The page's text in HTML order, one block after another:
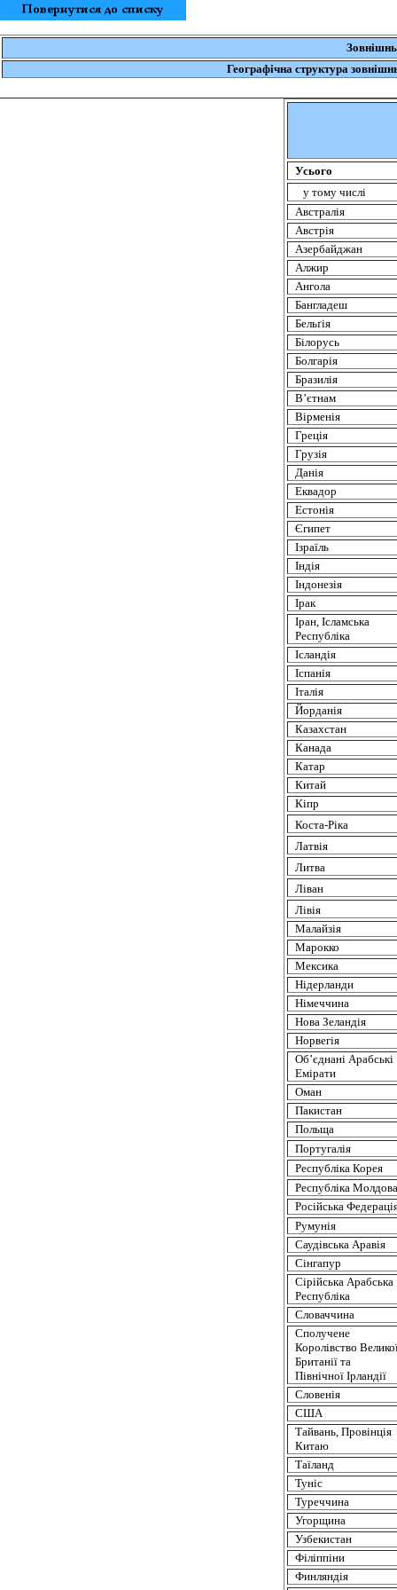
Географічна структура
Усього
у тому числі
Австралія
Австрія
Азербайджан
Алжир
Ангола
Бангладеш
Бельґiя
Білорусь
Болгарія
Бразилія
В’єтнам
Вірменія
Греція
Грузія
Данія
Еквадор
Естонія
Єгипет
Ізраїль
Індія
Індонезія
Ірак
Іран, Ісламська
Республіка
Ісландія
Іспанія
Італія
Йорданія
Казахстан
Канада
Катар
Китай
Кіпр
Коста-Ріка
Латвія
Литва
Ліван
Лівія
Малайзія
Марокко
Мексика
Нідерланди
Німеччина
Нова Зеландія
Норвегія
Об’єднані Арабські
Емірати
Оман
Пакистан
Польща
Португалія
РеспублікаКорея
РеспублікаМолдова
Російська
Румунія
Саудівська Аравія
Сінгапур
Сірійська Арабська
Республіка
Словаччина
Сполучене
Королівство
Британіїта
Північної Ірландії
Словенія
США
Тайвань, Провінція
Китаю
Таїланд
Туніс
Туреччина
Угорщина
Узбекистан
Філіппіни
Финляндія